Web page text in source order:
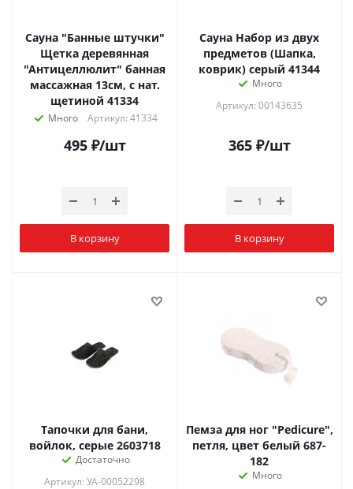
Сауна "Банные штучки"
Щетка деревянная
"Антицеллюлит" банная
массажная 13см, с нат.
щетиной 41334
Много Артикул: 41334
495₽/шт
В корзину
Сауна Набор из двух
предметов (Шапка,
коврик) серый 41344
Много
Артикул: 00143635
365₽/шт
В корзину
Тапочки для бани,
войлок, серые 2603718
Достаточно
Артикул: УА-00052298
Пемза для ног "Pedicure",
петля, цвет белый 687-
182
Много